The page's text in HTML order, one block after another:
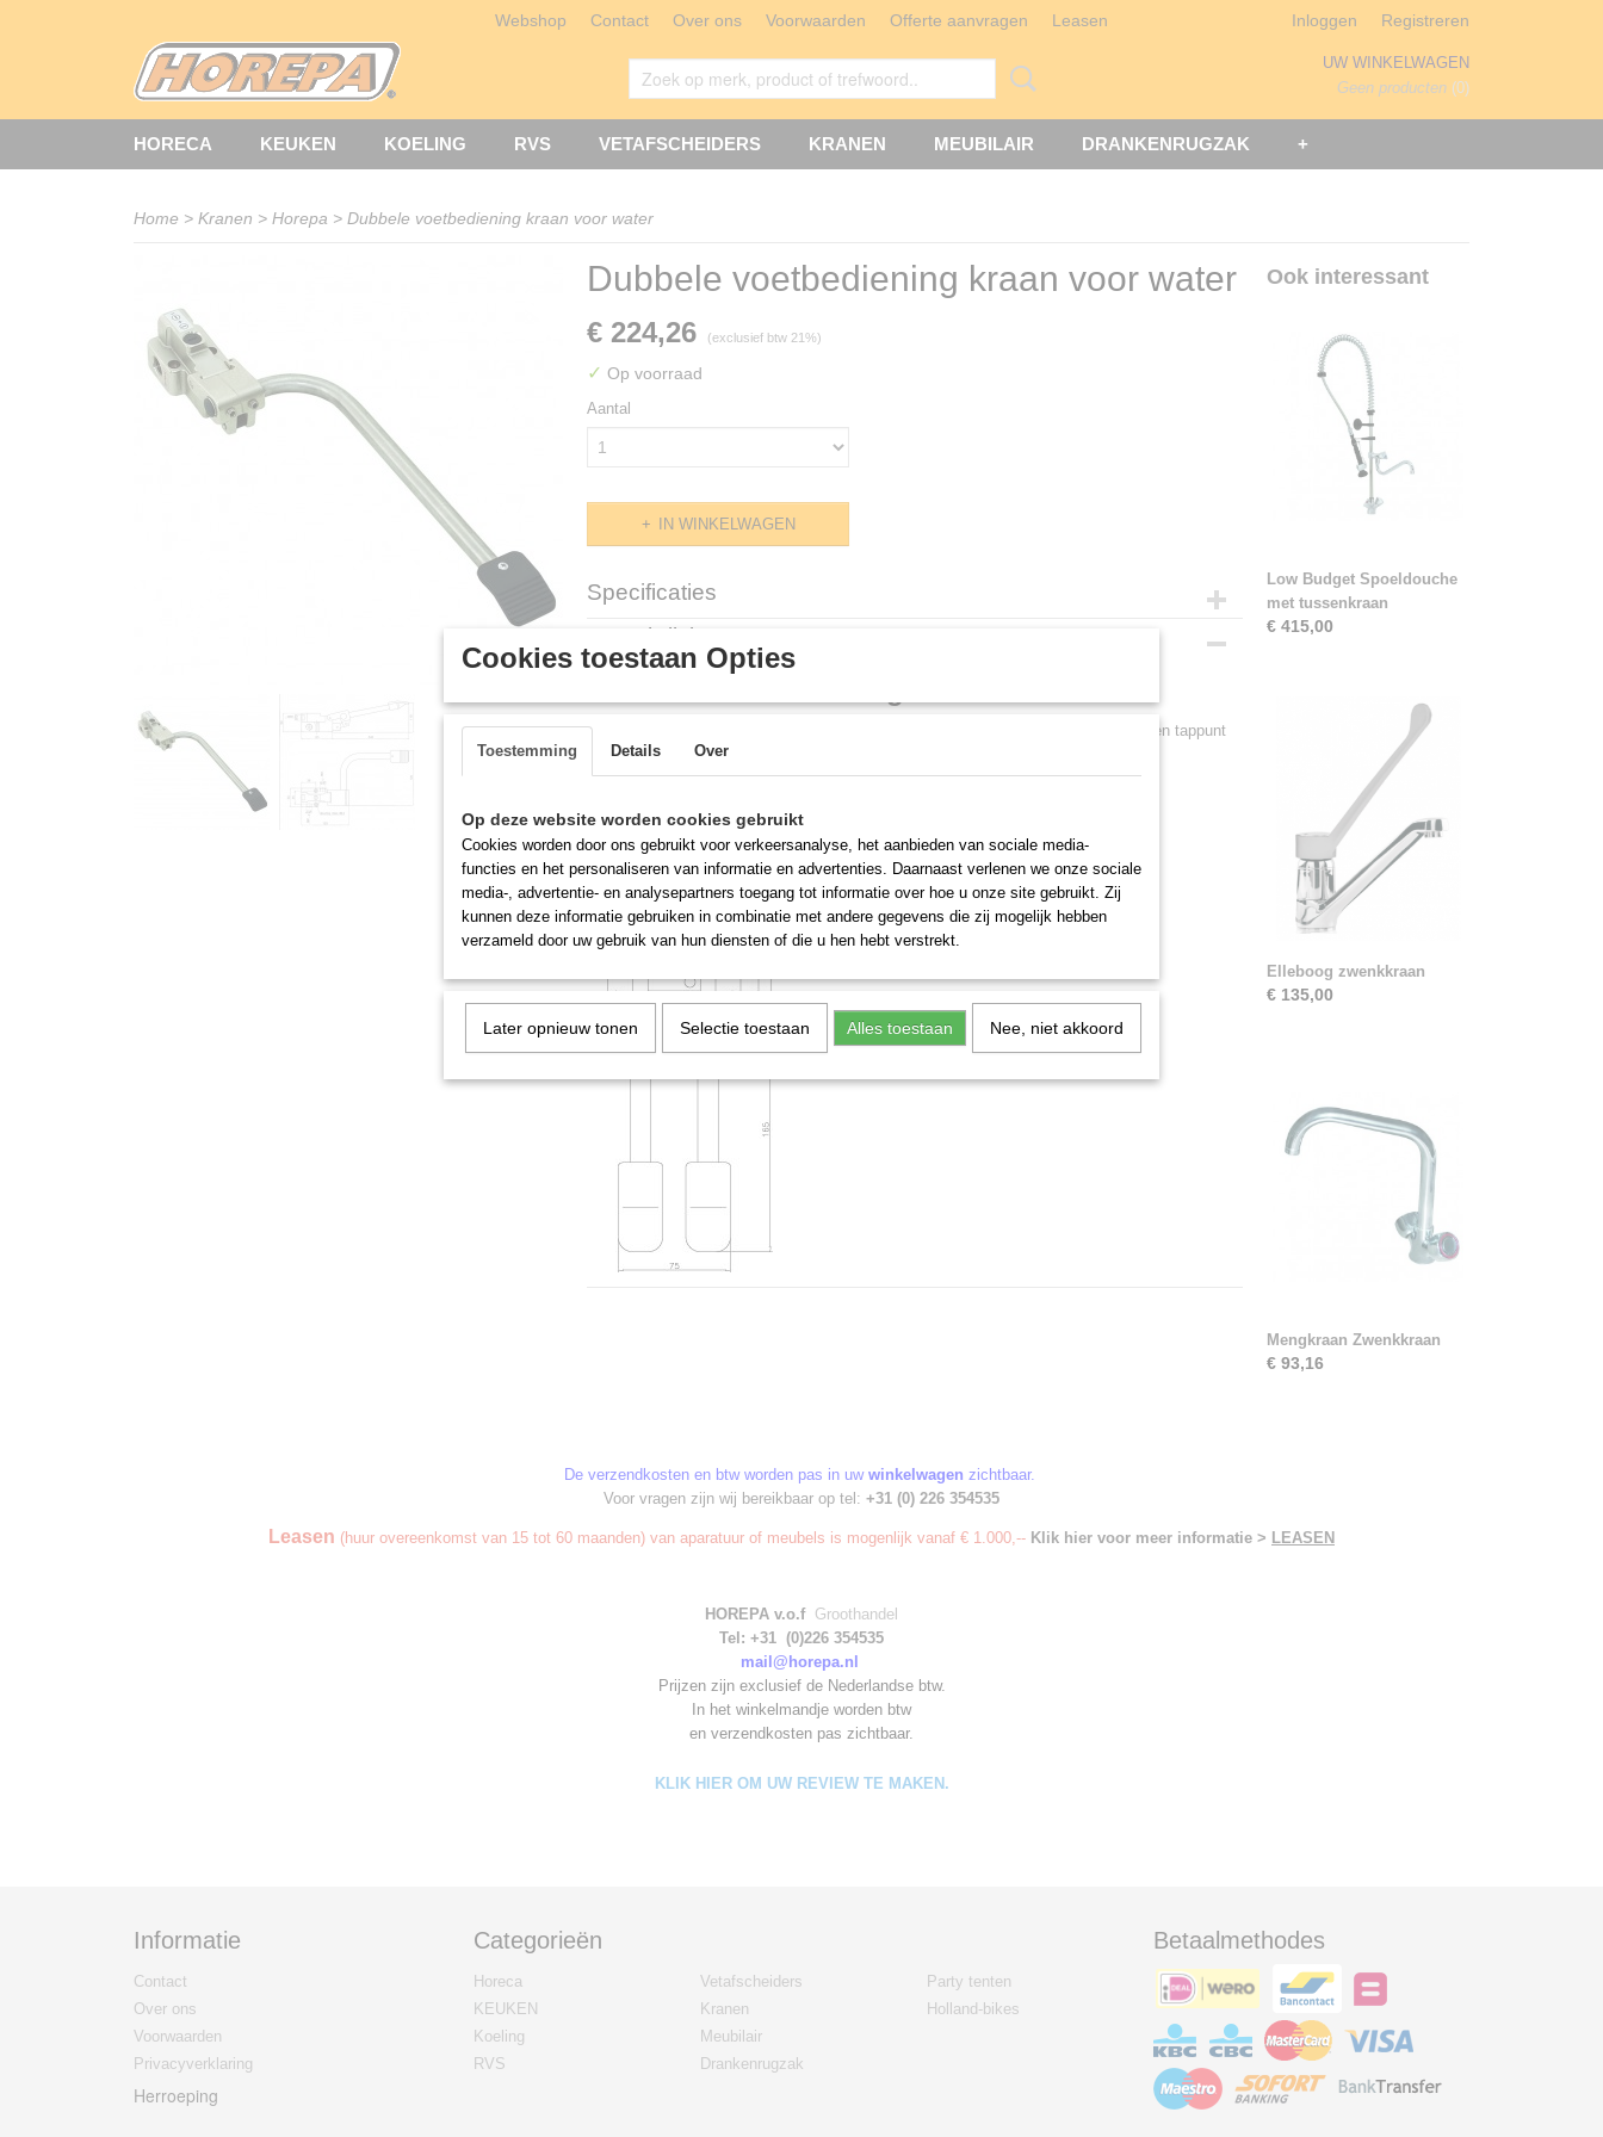
Webshop Contact Over ons Voorwaarden Offerte aanvragen Leasen Inloggen Registreren
UW WINKELWAGEN
Geen producten (0)
HORECA KEUKEN KOELING RVS VETAFSCHEIDERS KRANEN MEUBILAIR DRANKENRUGZAK +
Home > Kranen > Horepa > Dubbele voetbediening kraan voor water
Dubbele voetbediening kraan voor water
€ 224,26 (exclusief btw 21%)
✓ Op voorraad
Aantal
IN WINKELWAGEN
Specificaties
Productcode
Omschrijving
Met deze twee voetpedalen kan u een wasbak of spoelkraan bedienen maar ook een tappunt
aan de muur of een
kraan op uw werkblad wanneer u bijde handen vol heeft.
Ook interessant
Low Budget Spoeldouche
met tussenkraan
€ 415,00
Elleboog zwenkkraan
€ 135,00
Mengkraan Zwenkkraan
€ 93,16
De verzendkosten en btw worden pas in uw winkelwagen zichtbaar.
Voor vragen zijn wij bereikbaar op tel: +31 (0) 226 354535
Leasen (huur overeenkomst van 15 tot 60 maanden) van aparatuur of meubels is mogenlijk vanaf € 1.000,-- Klik hier voor meer informatie > LEASEN
HOREPA v.o.f Groothandel
Tel: +31 (0)226 354535
mail@horepa.nl
Prijzen zijn exclusief de Nederlandse btw.
In het winkelmandje worden btw
en verzendkosten pas zichtbaar.
KLIK HIER OM UW REVIEW TE MAKEN.
Informatie
Contact
Over ons
Voorwaarden
Privacyverklaring
Herroeping
Categorieën
Horeca
KEUKEN
Koeling
RVS
Vetafscheiders
Kranen
Meubilair
Drankenrugzak
Party tenten
Holland-bikes
Betaalmethodes
Cookies toestaan Opties
Toestemming Details Over
Op deze website worden cookies gebruikt
Cookies worden door ons gebruikt voor verkeersanalyse, het aanbieden van sociale media-
functies en het personaliseren van informatie en advertenties. Daarnaast verlenen we onze sociale
media-, advertentie- en analysepartners toegang tot informatie over hoe u onze site gebruikt. Zij
kunnen deze informatie gebruiken in combinatie met andere gegevens die zij mogelijk hebben
verzameld door uw gebruik van hun diensten of die u hen hebt verstrekt.
Later opnieuw tonen Selectie toestaan Alles toestaan Nee, niet akkoord